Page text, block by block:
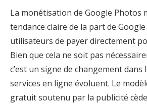
La monétisation de Google Photos
tendance claire de la part de
utilisateurs de payer directement
Bien que cela ne soit pas
c’est un signe de changement dans
services en ligne évoluent. Le
gratuit soutenu par la publicité